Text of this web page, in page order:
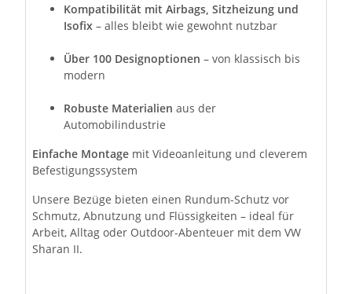
Kompatibilität mit Airbags, Sitzheizung und
Isofix – alles bleibt wie gewohnt nutzbar
Über 100 Designoptionen – von klassisch bis
modern
Robuste Materialien aus der
Automobilindustrie
Einfache Montage mit Videoanleitung und cleverem
Befestigungssystem
Unsere Bezüge bieten einen Rundum-Schutz vor
Schmutz, Abnutzung und Flüssigkeiten – ideal für
Arbeit, Alltag oder Outdoor-Abenteuer mit dem VW
Sharan II.